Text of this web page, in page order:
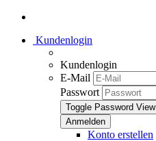
Kundenlogin
Kundenlogin
E-Mail
Passwort
Toggle Password View
Konto erstellen